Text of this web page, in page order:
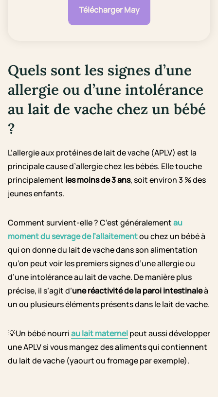
Télécharger May
Quels sont les signes d’une
allergie ou d’une intolérance
au lait de vache chez un bébé
?
L’allergie aux protéines de lait de vache (APLV) est la
principale cause d’allergie chez les bébés. Elle touche
principalement les moins de 3 ans, soit environ 3 % des
jeunes enfants.
Comment survient-elle ? C’est généralementau
moment du sevrage de l’allaitementou chez un bébé à
qui on donne du lait de vache dans son alimentation
qu’on peut voir les premiers signes d’une allergie ou
d’une intolérance au lait de vache. De manière plus
précise, il s’agit d’une réactivité de la paroi intestinaleà
un ou plusieurs éléments présents dans le lait de vache.
💡Un bébé nourriau lait maternelpeut aussi développer
une APLV si vous mangez des aliments qui contiennent
du lait de vache (yaourt ou fromage par exemple).